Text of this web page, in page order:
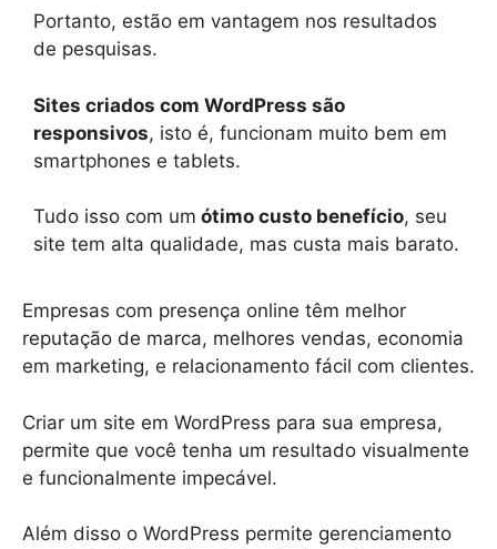
Portanto, estão em vantagem nos resultados
de pesquisas.
Sites criados com WordPress são
responsivos, isto é, funcionam muito bem em
smartphones e tablets.
Tudo isso com um ótimo custo benefício, seu
site tem alta qualidade, mas custa mais barato.
Empresas com presença online têm melhor
reputação de marca, melhores vendas, economia
em marketing, e relacionamento fácil com clientes.
Criar um site em WordPress para sua empresa,
permite que você tenha um resultado visualmente
e funcionalmente impecável.
Além disso o WordPress permite gerenciamento